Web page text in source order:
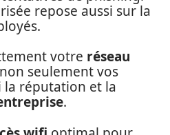
repose aussi sur la
votre réseau
seulement vos
la réputation et la
.